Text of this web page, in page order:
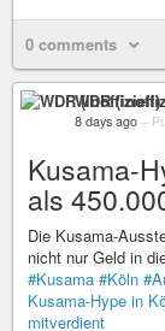
0 comments
WDR
8 days ago –
Kusama-
als
Die Kusama-
nicht nur Geld in
#Kusama #Köln
Kusama-Hype in
mitverdient